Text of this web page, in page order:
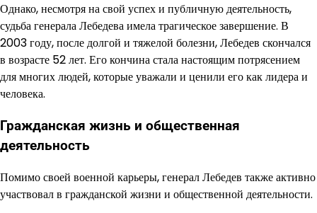
Однако, несмотря на свой успех и публичную деятельность,
судьба генерала Лебедева имела трагическое завершение. В
2003 году, после долгой и тяжелой болезни, Лебедев скончался
в возрасте 52 лет. Его кончина стала настоящим потрясением
для многих людей, которые уважали и ценили его как лидера и
человека.
Гражданская жизнь и общественная
деятельность
Помимо своей военной карьеры, генерал Лебедев также активно
участвовал в гражданской жизни и общественной деятельности.